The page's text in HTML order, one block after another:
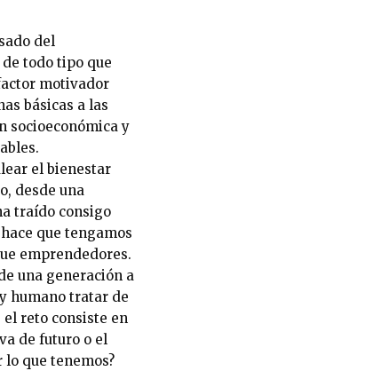
del
todo tipo que
motivador
básicas a las
socioeconómica y
el bienestar
desde una
traído consigo
que tengamos
emprendedores.
una generación a
humano tratar de
reto consiste en
de futuro o el
que tenemos?